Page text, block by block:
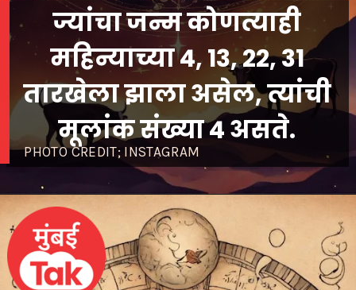
PHOTO CREDIT; INSTAGRAM
ज्यांचा जन्म कोणत्याही
महिन्याच्या 4, 13, 22, 31
तारखेला झाला असेल, त्यांची
मूलांक संख्या 4 असते.